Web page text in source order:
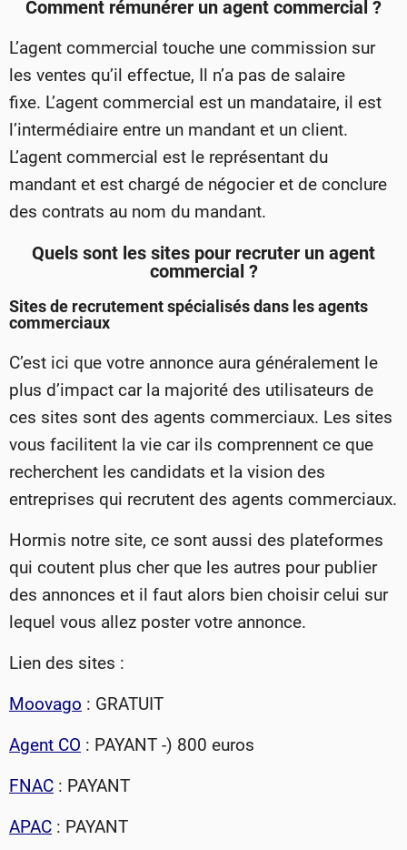
Comment rémunérer un agent commercial ?​
L’agent commercial touche une commission sur
les ventes qu’il effectue, Il n’a pas de salaire
fixe. L’agent commercial est un mandataire, il est
l’intermédiaire entre un mandant et un client.
L’agent commercial est le représentant du
mandant et est chargé de négocier et de conclure
des contrats au nom du mandant.
Quels sont les sites pour recruter un agent
commercial ?
Sites de recrutement spécialisés dans les agents
commerciaux
C’est ici que votre annonce aura généralement le
plus d’impact car la majorité des utilisateurs de
ces sites sont des agents commerciaux. Les sites
vous facilitent la vie car ils comprennent ce que
recherchent les candidats et la vision des
entreprises qui recrutent des agents commerciaux.
Hormis notre site, ce sont aussi des plateformes
qui coutent plus cher que les autres pour publier
des annonces et il faut alors bien choisir celui sur
lequel vous allez poster votre annonce.
Lien des sites :
Moovago : GRATUIT
Agent CO : PAYANT -) 800 euros
FNAC : PAYANT
APAC : PAYANT